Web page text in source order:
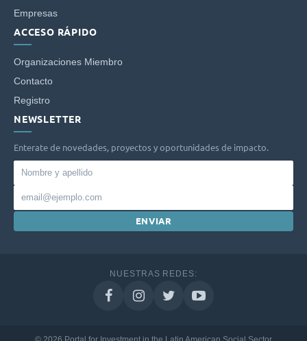
Empresas
ACCESO RÁPIDO
Organizaciones Miembro
Contacto
Registro
NEWSLETTER
Enterate de novedades, proyectos y oportunidades de impacto.
Nombre
y
apellido
ENVIAR
NUESTRAS REDES: